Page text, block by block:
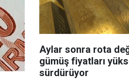
Aylar sonra rota
gümüş fiyatları
sürdürüyor